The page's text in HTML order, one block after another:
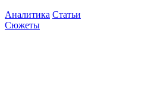
Аналитика Статьи
Сюжеты